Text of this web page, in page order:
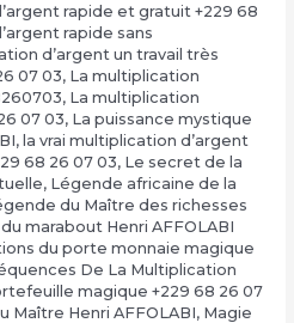
rapide et gratuit +229 68
rapide sans
d’argent un travail très
07 03, La multiplication
, La multiplication
07 03, La puissance mystique
, la vrai multiplication d’argent
68 26 07 03, Le secret de la
, Légende africaine de la
du Maître des richesses
marabout Henri AFFOLABI
du porte monnaie magique
De La Multiplication
magique +229 68 26 07
Maître Henri AFFOLABI, Magie